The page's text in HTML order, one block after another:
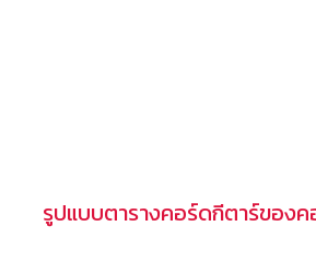
รูปแบบตารางคอร์ดกีตาร์ของ